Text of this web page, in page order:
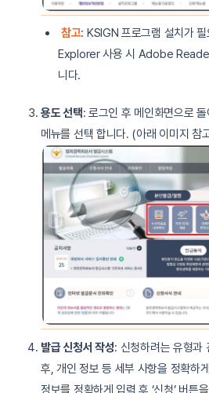
참고: KSIGN 프로그램 설치가
Explorer 사용 시 Adobe
니다.
용도 선택: 로그인 후 메인화면으로
메뉴를 선택 합니다. (아래 이미지 참
발급 신청서 작성: 신청하려는 유형과
후, 개인 정보 등 세부 사항을 정확하
정보를 정확하게 입력 후 ‘신청’ 버튼